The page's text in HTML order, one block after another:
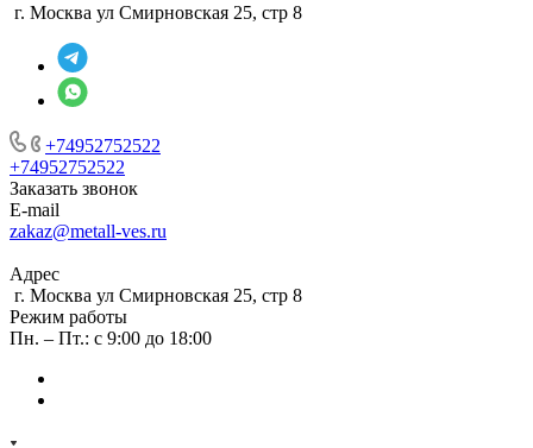
г. Москва ул Смирновская 25, стр 8
+74952752522
+74952752522
Заказать звонок
E-mail
zakaz@metall-ves.ru
Адрес
г. Москва ул Смирновская 25, стр 8
Режим работы
Пн. – Пт.: с 9:00 до 18:00